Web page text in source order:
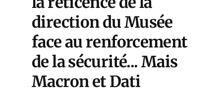
direction du Musée
face au renforcement
de la sécurité... Mais
Macron et Dati